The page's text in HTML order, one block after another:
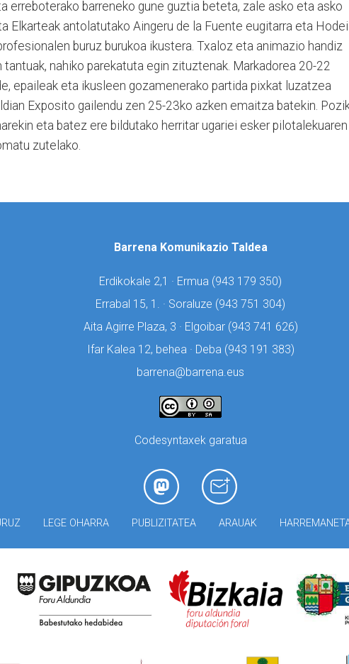
erreboterako barreneko gune guztia beteta, zale asko eta asko
Elkarteak antolatutako Aingeru de la Fuente eugitarra eta Hodei
buruz burukoa ikustera. Txaloz eta animazio handiz
nahiko parekatuta egin zituztenak. Markadorea 20-22
epaileak eta ikusleen gozamenerako partida pixkat luzatzea
Exposito gailendu zen 25-23ko azken emaitza batekin.
eta batez ere bildutako herritar ugariei esker pilotalekuaren
zutelako.
Barrena Komunikazio Taldea
Erdikokale 2,1 · Ermua (943 179 350)
Errabal 15, 1. · Soraluze (943 751 304)
Aita Agirre Plaza, 3 · Elgoibar (943 741 626)
Ifar Kalea 12, behea · Deba (943 191 383)
barrena@barrena.eus
Codesyntaxek garatua
LEGE OHARRA PUBLIZITATEA ARAUAK